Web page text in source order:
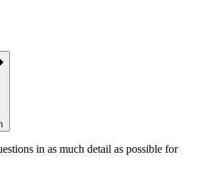
in as much detail as possible for